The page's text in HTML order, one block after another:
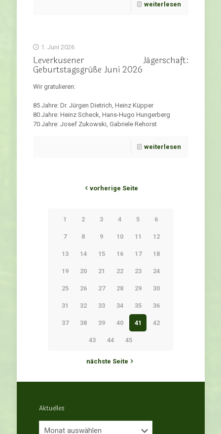
weiterlesen
1. Juni 2026
Leverkusener Jägerschaft:
Geburtstagsgrüße Juni 2026
Wir gratulieren:
85 Jahre: Dr. Jürgen Dietrich, Heinz Küpper
80 Jahre: Heinz Scheck, Hans-Hugo Hungerberg
70 Jahre: Josef Zukowski, Gabriele Rehorst
weiterlesen
vorherige Seite
1 2 3 4 5 6
7 8 9 10 11 12
13 14 15 16 17 18
19 20 21 22 23 24
25 26 27 28 29 30
31 32 33 34 35 36
37 38 39 40 41 42
43 44 45
nächste Seite
Aktuelles